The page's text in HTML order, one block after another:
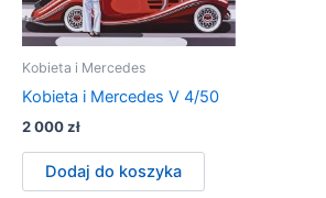
Kobieta i Mercedes
Kobieta i Mercedes V 4/50
2 000zł
Dodaj do koszyka